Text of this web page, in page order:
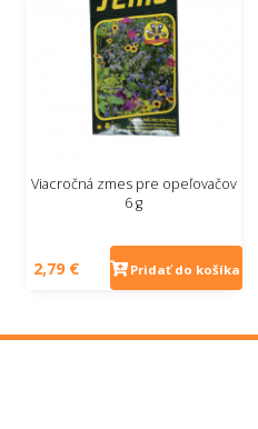
Viacročná zmes pre opeľovačov
6 g
2,79 € Pridať do košíka